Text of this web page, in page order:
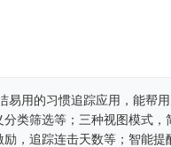
易用的习惯追踪应用，能帮
分类筛选等；三种视图模式
励，追踪连击天数等；智能